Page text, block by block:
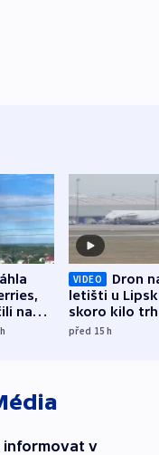
na
h
VIDEO
Dron
letišti u
skoro kilo
indicie
před 15h
informovat v